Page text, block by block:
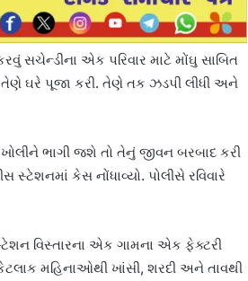
સચેન્ડીના એક પરિવાર માટે મોંઘુ સાબિત
ઘરે પૂજા કરી. તેણે તક ઝડપી લીધી અને
ભાગી જશે તો તેનું જીવન બરબાદ કરી
કેસ નોંધાવ્યો. પોલીસે રવિવારે
વિસ્તારના એક ગામના એક ફેક્ટરી
મહિનાઓથી ખાંસી, શરદી અને તાવથી